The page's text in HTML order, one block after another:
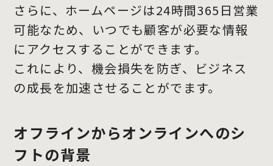
さらに、ホームページは24時間365日営業
可能なため、いつでも顧客が必要な情報
にアクセスすることができます。
これにより、機会損失を防ぎ、ビジネス
の成長を加速させることがでます。
オフラインからオンラインへのシ
フトの背景